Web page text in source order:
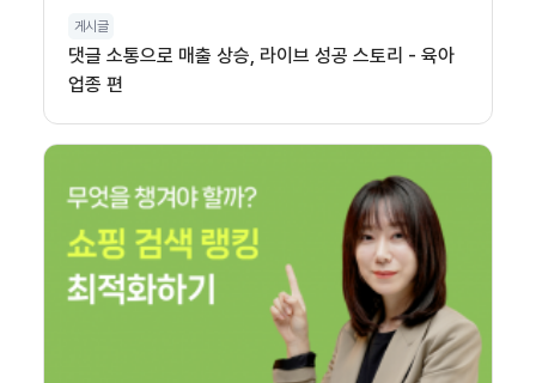
게시글
댓글 소통으로 매출 상승, 라이브 성공 스토리 - 육아
업종 편